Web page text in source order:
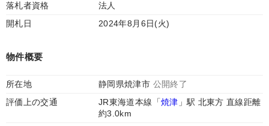
落札者資格
法人
開札日
2024年8月6日(火)
物件概要
所在地 静岡県焼津市 公開終了
評価上の交通
JR東海道本線「焼津 」駅 北東方 直線距離
約3.0km